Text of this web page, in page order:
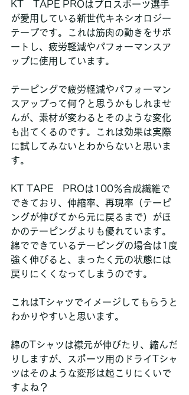
KT　TAPE PROはプロスポーツ選手
が愛用している新世代キネシオロジー
テープです。これは筋肉の動きをサポ
ートし、疲労軽減やパフォーマンスア
ップに使用しています。
テーピングで疲労軽減やパフォーマン
スアップって何？と思うかもしれませ
んが、素材が変わるとそのような変化
も出てくるのです。これは効果は実際
に試してみないとわからないと思いま
す。
KT TAPE　PROは100％合成繊維で
できており、伸縮率、再現率（テーピ
ングが伸びてから元に戻るまで）がほ
かのテーピングよりも優れています。
綿でできているテーピングの場合は1度
強く伸びると、まったく元の状態には
戻りにくくなってしまうのです。
これはTシャツでイメージしてもらうと
わかりやすいと思います。
綿のTシャツは襟元が伸びたり、縮んだ
りしますが、スポーツ用のドライTシャ
ツはそのような変形は起こりにくいで
すよね？